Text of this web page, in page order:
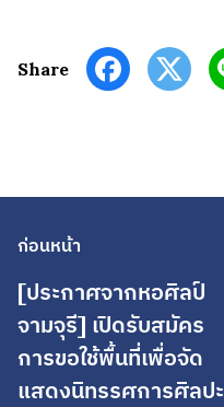
Share
ก่อนหน้า
[ประกาศจากหอศิลป์
จามจุรี] เปิดรับสมัคร
การขอใช้พื้นที่เพื่อจัด
แสดงนิทรรศการศิลปะ